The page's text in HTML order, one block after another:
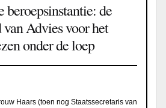
beroepsinstantie: de
Advies voor het
onder de loep
Haars (toen nog Staatssecretaris van